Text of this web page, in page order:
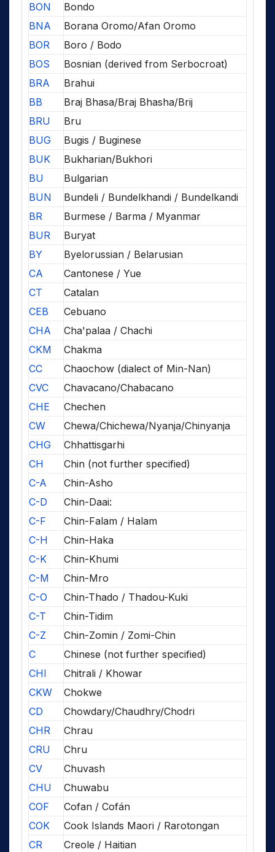
BON
Bondo
BNA
Borana Oromo/Afan Oromo
BOR
Boro / Bodo
BOS
Bosnian (derived from Serbocroat)
BRA
Brahui
BB
Braj Bhasa/Braj Bhasha/Brij
BRU
Bru
BUG
Bugis / Buginese
BUK
Bukharian/Bukhori
BU
Bulgarian
BUN
Bundeli / Bundelkhandi / Bundelkandi
BR
Burmese / Barma / Myanmar
BUR
Buryat
BY
Byelorussian / Belarusian
CA
Cantonese / Yue
CT
Catalan
CEB
Cebuano
CHA
Cha'palaa / Chachi
CKM
Chakma
CC
Chaochow (dialect of Min-Nan)
CVC
Chavacano/Chabacano
CHE
Chechen
CW
Chewa/Chichewa/Nyanja/Chinyanja
CHG
Chhattisgarhi
CH
Chin (not further specified)
C-A
Chin-Asho
C-D
Chin-Daai:
C-F
Chin-Falam / Halam
C-H
Chin-Haka
C-K
Chin-Khumi
C-M
Chin-Mro
C-O
Chin-Thado / Thadou-Kuki
C-T
Chin-Tidim
C-Z
Chin-Zomin / Zomi-Chin
C
Chinese (not further specified)
CHI
Chitrali / Khowar
CKW
Chokwe
CD
Chowdary/Chaudhry/Chodri
CHR
Chrau
CRU
Chru
CV
Chuvash
CHU
Chuwabu
COF
Cofan / Cofán
COK
Cook Islands Maori / Rarotongan
CR
Creole / Haitian